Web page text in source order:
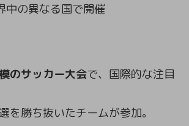
中の異なる国で開催
のサッカー大会で、国際的な注目
を勝ち抜いたチームが参加。